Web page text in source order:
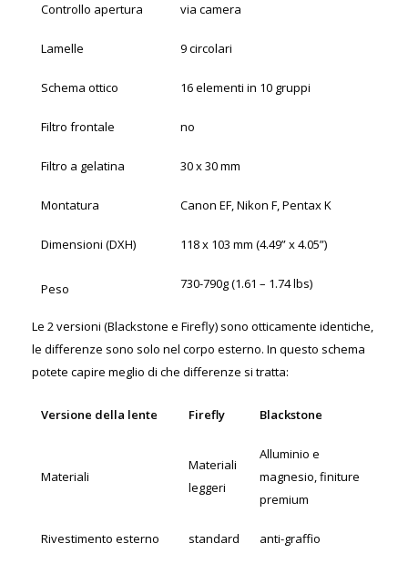
Controllo apertura via camera
Lamelle 9 circolari
Schema ottico 16 elementi in 10 gruppi
Filtro frontale no
Filtro a gelatina 30 x 30 mm
Montatura Canon EF, Nikon F, Pentax K
Dimensioni (DXH) 118 x 103 mm (4.49” x 4.05”)
Peso 730-790g (1.61 – 1.74 lbs)
Le 2 versioni (Blackstone e Firefly) sono otticamente identiche,
le differenze sono solo nel corpo esterno. In questo schema
potete capire meglio di che differenze si tratta:
Versione della lente Firefly Blackstone
Materiali
Materiali
leggeri
Alluminio e
magnesio, finiture
premium
Rivestimento esterno standard anti-graffio